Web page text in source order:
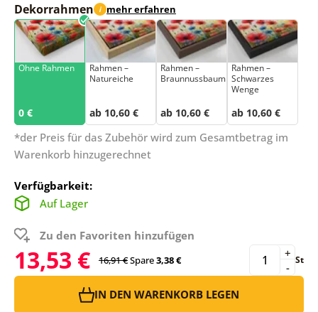
Dekorrahmen i mehr erfahren
Ohne Rahmen
0 €
Rahmen –
Natureiche
ab 10,60 €
Rahmen –
Braunnussbaum
ab 10,60 €
Rahmen –
Schwarzes
Wenge
ab 10,60 €
*der Preis für das Zubehör wird zum Gesamtbetrag im
Warenkorb hinzugerechnet
Verfügbarkeit:
Auf Lager
Zu den Favoriten hinzufügen
13,53 € 16,91 €Spare3,38 € -
+ St
IN DEN WARENKORB LEGEN